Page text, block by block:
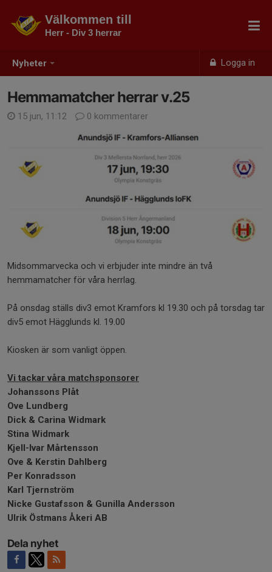
Nyheter Logga in
Välkommen till
Herr - Div 3 herrar
Hemmamatcher herrar v.25
15 jun, 11:12 0 kommentarer
Midsommarvecka och vi erbjuder inte mindre än två
hemmamatcher för våra herrlag.
På onsdag ställs div3 emot Kramfors kl 19.30 och på torsdag tar
div5 emot Hägglunds kl. 19.00
Kiosken är som vanligt öppen.
Vi tackar våra matchsponsorer
Johanssons Plåt
Ove Lundberg
Dick & Carina Widmark
Stina Widmark
Kjell-Ivar Mårtensson
Ove & Kerstin Dahlberg
Per Konradsson
Karl Tjernström
Nicke Gustafsson & Gunilla Andersson
Ulrik Östmans Åkeri AB
Dela nyhet